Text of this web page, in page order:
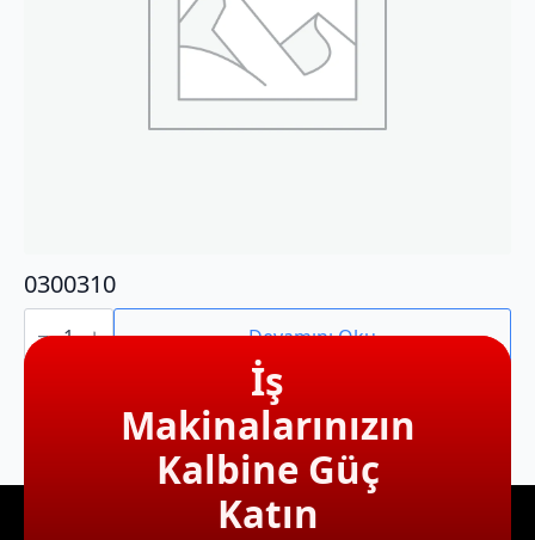
0300310
0300310
adet Devamını Oku
İş
Makinalarınızın
Kalbine Güç
Katın